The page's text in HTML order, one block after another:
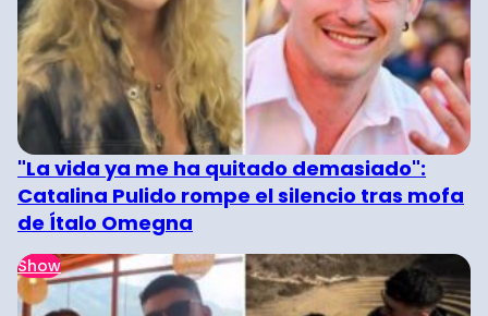
"La vida ya me ha quitado demasiado":
Catalina Pulido rompe el silencio tras mofa
de Ítalo Omegna
Show